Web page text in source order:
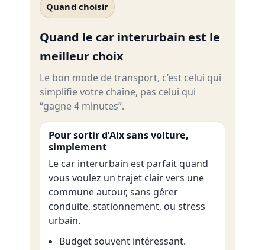
Quand choisir
Quand le car interurbain est le
meilleur choix
Le bon mode de transport, c’est celui qui
simplifie votre chaîne, pas celui qui
“gagne 4 minutes”.
Pour sortir d’Aix sans voiture,
simplement
Le car interurbain est parfait quand
vous voulez un trajet clair vers une
commune autour, sans gérer
conduite, stationnement, ou stress
urbain.
Budget souvent intéressant.